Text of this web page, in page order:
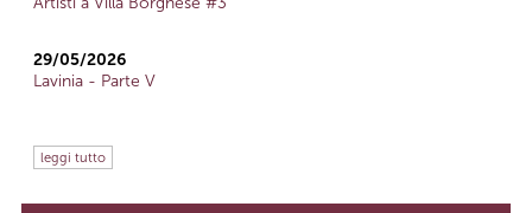
29/05/2026
Lavinia - Parte V
leggi tutto